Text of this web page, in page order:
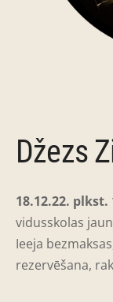
Džezs
18.12.22. plkst.
vidusskolas
Ieeja
rezervēšana,